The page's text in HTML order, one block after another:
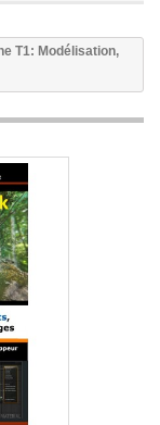
T1: Modélisation,